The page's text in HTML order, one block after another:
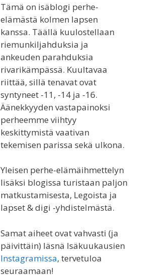
Tämä on isäblogi perhe-
elämästä kolmen lapsen
kanssa. Täällä kuulostellaan
riemunkiljahduksia ja
ankeuden parahduksia
rivarikämpässä. Kuultavaa
riittää, sillä tenavat ovat
syntyneet -11, -14 ja -16.
Äänekkyyden vastapainoksi
perheemme viihtyy
keskittymistä vaativan
tekemisen parissa sekä ulkona.
Yleisen perhe-elämäihmettelyn
lisäksi blogissa turistaan paljon
matkustamisesta, Legoista ja
lapset & digi -yhdistelmästä.
Samat aiheet ovat vahvasti (ja
päivittäin) läsnä Isäkuukausien
Instagramissa, tervetuloa
seuraamaan!